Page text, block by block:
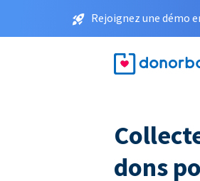
Rejoignez une démo
dons